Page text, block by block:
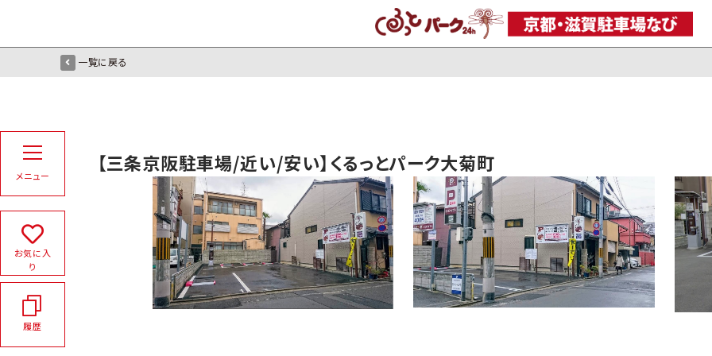
メニュー
お気に入
り
履歴
一覧に戻る
【三条京阪駐車場/近い/安い】くるっとパーク大菊町